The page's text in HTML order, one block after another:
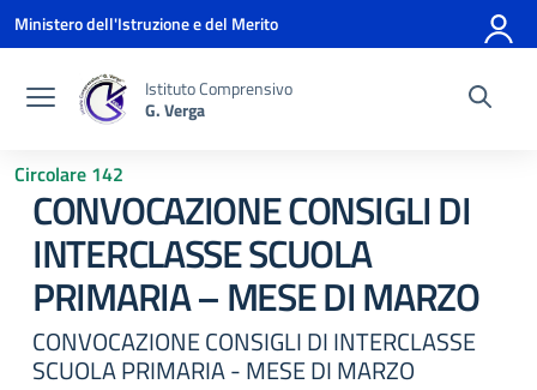
Vai ai contenuti
Vai al menu di navigazione
Vai al footer
Ministero dell'Istruzione e del Merito
Istituto Comprensivo
G. Verga
Circolare 142
CONVOCAZIONE CONSIGLI DI
INTERCLASSE SCUOLA
PRIMARIA – MESE DI MARZO
CONVOCAZIONE CONSIGLI DI INTERCLASSE
SCUOLA PRIMARIA - MESE DI MARZO